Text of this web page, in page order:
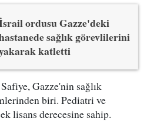
ordusu Gazze'deki
sağlık görevlilerini
katletti
Gazze'nin sağlık
biri. Pediatri ve
lisans derecesine sahip.